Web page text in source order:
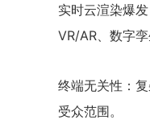
实时云渲染爆
VR/AR、数字孪
终端无关性：
受众范围。